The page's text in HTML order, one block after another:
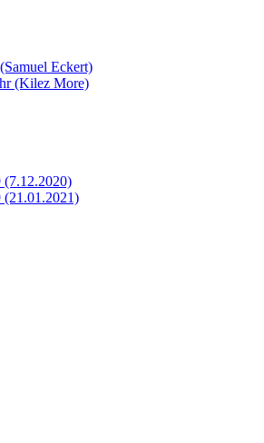
Eckert)
(Kilez More)
(7.12.2020)